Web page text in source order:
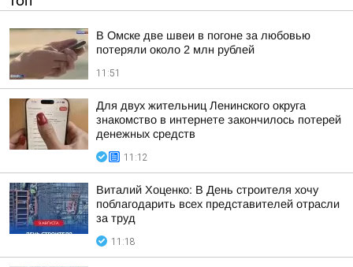
В Омске две швеи в погоне за любовью
потеряли около 2 млн рублей
11:51
Для двух жительниц Ленинского округа
знакомство в интернете закончилось потерей
денежных средств
11:12
Виталий Хоценко: В День строителя хочу
поблагодарить всех представителей отрасли
за труд
11:18